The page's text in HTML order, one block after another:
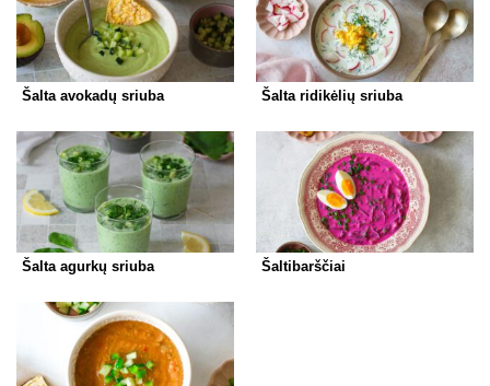
Šalta avokadų sriuba Šalta ridikėlių sriuba
Šalta agurkų sriuba Šaltibarščiai